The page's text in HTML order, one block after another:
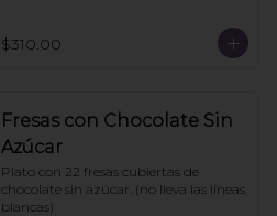
$310.00
Fresas con Chocolate Sin
Azúcar
Plato con 22 fresas cubiertas de
chocolate sin azúcar. (no lleva las líneas
blancas)